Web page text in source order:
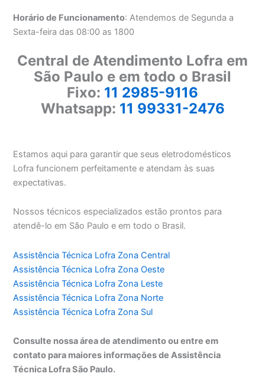
Horário de Funcionamento: Atendemos de Segunda a
Sexta-feira das 08:00 as 1800
Central de Atendimento Lofra em
São Paulo e em todo o Brasil
Fixo: 11 2985-9116
Whatsapp: 11 99331-2476
Estamos aqui para garantir que seus eletrodomésticos
Lofra funcionem perfeitamente e atendam às suas
expectativas.
Nossos técnicos especializados estão prontos para
atendê-lo em São Paulo e em todo o Brasil.
Assistência Técnica Lofra Zona Central
Assistência Técnica Lofra Zona Oeste
Assistência Técnica Lofra Zona Leste
Assistência Técnica Lofra Zona Norte
Assistência Técnica Lofra Zona Sul
Consulte nossa área de atendimento ou entre em
contato para maiores informações de Assistência
Técnica Lofra São Paulo.